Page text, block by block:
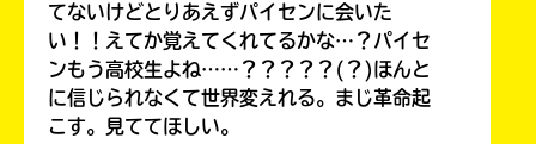
てないけどとりあえずパイセンに会いた
い！！えてか覚えてくれてるかな…？パイセ
ンもう高校生よね……？？？？？(？)ほんと
に信じられなくて世界変えれる。まじ革命起
こす。見ててほしい。